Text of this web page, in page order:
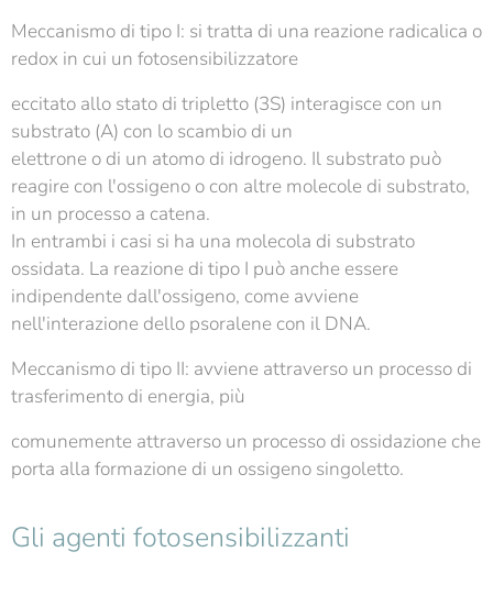
Meccanismo di tipo I: si tratta di una reazione radicalica o
redox in cui un fotosensibilizzatore
eccitato allo stato di tripletto (3S) interagisce con un
substrato (A) con lo scambio di un
elettrone o di un atomo di idrogeno. Il substrato può
reagire con l'ossigeno o con altre molecole di substrato,
in un processo a catena.
In entrambi i casi si ha una molecola di substrato
ossidata. La reazione di tipo I può anche essere
indipendente dall'ossigeno, come avviene
nell'interazione dello psoralene con il DNA.
Meccanismo di tipo II: avviene attraverso un processo di
trasferimento di energia, più
comunemente attraverso un processo di ossidazione che
porta alla formazione di un ossigeno singoletto.
Gli agenti fotosensibilizzanti